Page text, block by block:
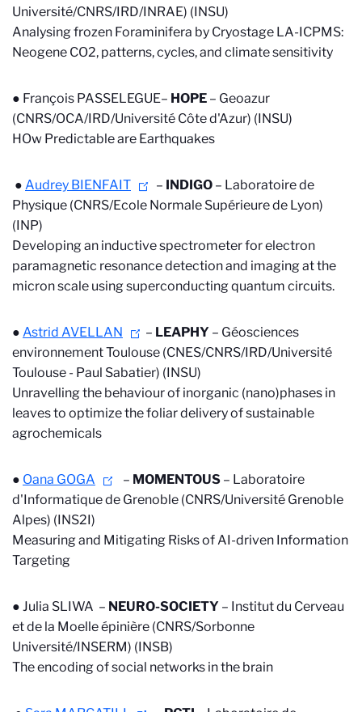
Université/CNRS/IRD/INRAE) (INSU)
Analysing frozen Foraminifera by Cryostage LA-ICPMS:
Neogene CO2, patterns, cycles, and climate sensitivity
● François PASSELEGUE– HOPE – Geoazur
(CNRS/OCA/IRD/Université Côte d'Azur) (INSU)
HOw Predictable are Earthquakes
● Audrey BIENFAIT – INDIGO – Laboratoire de
Physique (CNRS/Ecole Normale Supérieure de Lyon)
(INP)
Developing an inductive spectrometer for electron
paramagnetic resonance detection and imaging at the
micron scale using superconducting quantum circuits.
● Astrid AVELLAN – LEAPHY – Géosciences
environnement Toulouse (CNES/CNRS/IRD/Université
Toulouse - Paul Sabatier) (INSU)
Unravelling the behaviour of inorganic (nano)phases in
leaves to optimize the foliar delivery of sustainable
agrochemicals
● Oana GOGA – MOMENTOUS – Laboratoire
d'Informatique de Grenoble (CNRS/Université Grenoble
Alpes) (INS2I)
Measuring and Mitigating Risks of AI-driven Information
Targeting
● Julia SLIWA – NEURO-SOCIETY – Institut du Cerveau
et de la Moelle épinière (CNRS/Sorbonne
Université/INSERM) (INSB)
The encoding of social networks in the brain